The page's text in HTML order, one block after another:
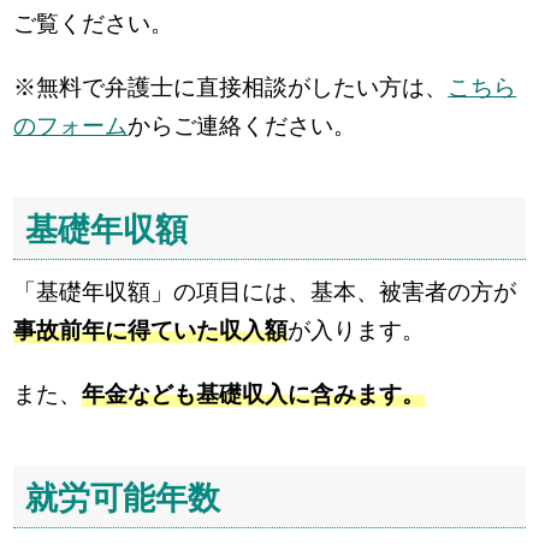
ご覧ください。
※無料で弁護士に直接相談がしたい方は、 こちら
のフォームからご連絡ください。
基礎年収額
「基礎年収額」の項目には、基本、被害者の方が
事故前年に得ていた収入額が入ります。
また、年金なども基礎収入に含みます。
就労可能年数